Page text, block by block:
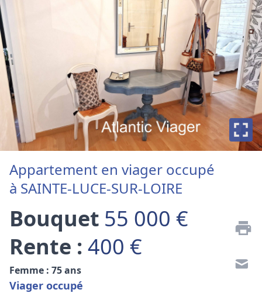
Appartement en viager occupé
à SAINTE-LUCE-SUR-LOIRE
Bouquet 55 000 €
Rente : 400 €
Femme : 75 ans
Viager occupé